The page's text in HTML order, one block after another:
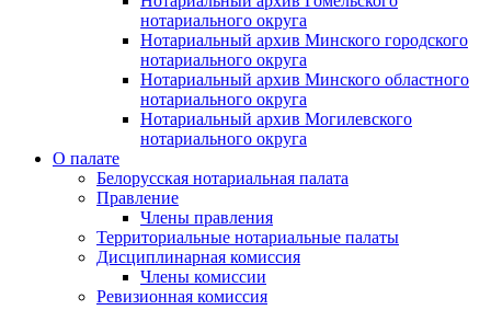
нотариального округа
Нотариальный архив Минского городского
нотариального округа
Нотариальный архив Минского областного
нотариального округа
Нотариальный архив Могилевского
нотариального округа
О палате
Белорусская нотариальная палата
Правление
Члены правления
Территориальные нотариальные палаты
Дисциплинарная комиссия
Члены комиссии
Ревизионная комиссия